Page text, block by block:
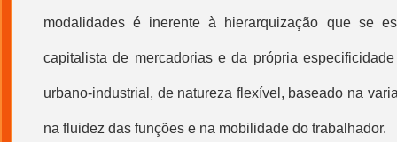
modalidades é inerente à hierarquização que se
capitalista de mercadorias e da própria
urbano-industrial, de natureza flexível, baseado na
na fluidez das funções e na mobilidade do trabalhador.